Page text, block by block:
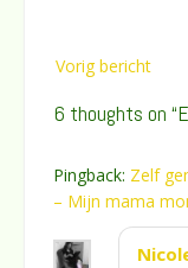
navigatie
Vorig bericht
6 thoughts on “
Pingback: Zelf
– Mijn mama